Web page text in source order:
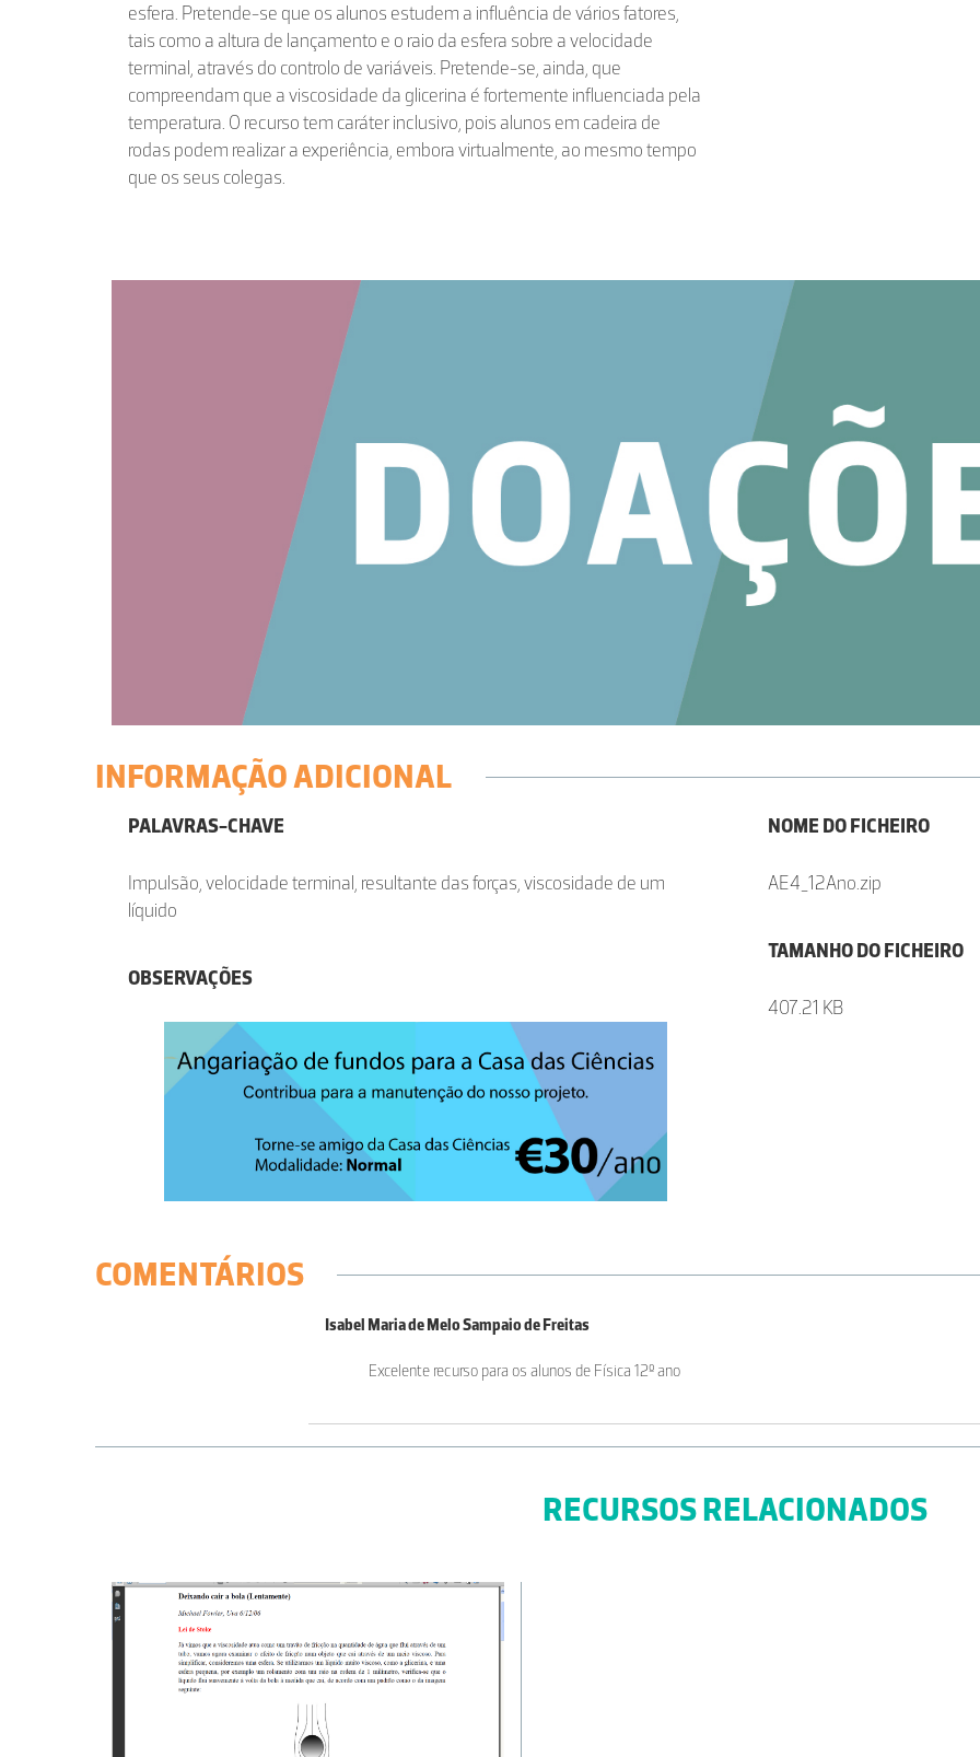
esfera. Pretende-se que os alunos estudem a influência de vários fatores,
tais como a altura de lançamento e o raio da esfera sobre a velocidade
terminal, através do controlo de variáveis. Pretende-se, ainda, que
compreendam que a viscosidade da glicerina é fortemente influenciada pela
temperatura. O recurso tem caráter inclusivo, pois alunos em cadeira de
rodas podem realizar a experiência, embora virtualmente, ao mesmo tempo
que os seus colegas.
INFORMAÇÃO ADICIONAL
PALAVRAS-CHAVE
Impulsão, velocidade terminal, resultante das forças, viscosidade de um
líquido
OBSERVAÇÕES
NOME DO FICHEIRO
AE4_12Ano.zip
TAMANHO DO FICHEIRO
407.21 KB
COMENTÁRIOS
Isabel Maria de Melo Sampaio de Freitas
Excelente recurso para os alunos de Física 12º ano
RECURSOS RELACIONADOS